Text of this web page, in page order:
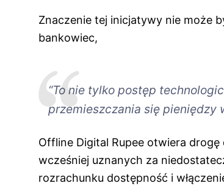
Znaczenie tej inicjatywy nie może
bankowiec,
“To nie tylko postęp
przemieszczania się pieniędzy
Offline Digital Rupee otwiera
wcześniej uznanych za
rozrachunku dostępność i